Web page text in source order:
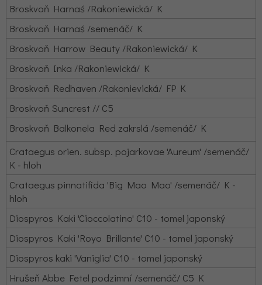
Broskvoň Harnaś /Rakoniewická/ K
Broskvoň Harnaś /semenáč/ K
Broskvoň Harrow Beauty /Rakoniewická/ K
Broskvoň Inka /Rakoniewická/ K
Broskvoň Redhaven /Rakonievická/ FP K
Broskvoň Suncrest // C5
Broskvoň Balkonela Red zakrslá /semenáč/ K
Crataegus orien. subsp. pojarkovae 'Aureum' /semenáč/
K - hloh
Crataegus pinnatifida 'Big Mao Mao' /semenáč/ K -
hloh
Diospyros Kaki 'Cioccolatino' C10 - tomel japonský
Diospyros Kaki 'Royo Brillante' C10 - tomel japonský
Diospyros kaki 'Vaniglia' C10 - tomel japonský
Hrušeň Abbe Fetel podzimní /semenáč/ C5 K